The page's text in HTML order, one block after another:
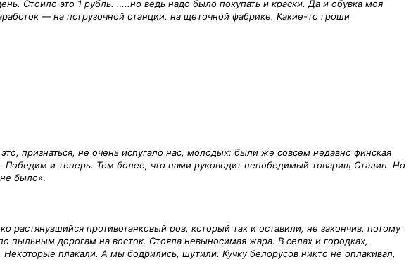
Стоило это 1 рубль. …..но ведь надо было покупать и краски. Да и обувка моя
— на погрузочной станции, на щеточной фабрике. Какие-то гроши
признаться, не очень испугало нас, молодых: были же совсем недавно финская
и теперь. Тем более, что нами руководит непобедимый товарищ Сталин. Но
было».
противотанковый ров, который так и оставили, не закончив, потому
пыльным дорогам на восток. Стояла невыносимая жара. В селах и городках,
плакали. А мы бодрились, шутили. Кучку белорусов никто не оплакивал,